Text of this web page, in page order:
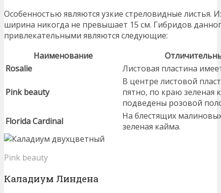
Особенностью являются узкие стреловидные листья.
ширина никогда не превышает 15 см. Гибридов
привлекательными являются следующие:
Наименование
Rosalie
Листовая пластина
Pink beauty
В центре листовой
пятно, по краю зеленая
подведены розовой
Florida Cardinal
На блестящих
зеленая кайма.
Pink beauty
Каладиум Линдена